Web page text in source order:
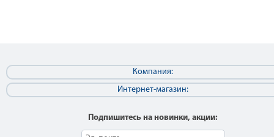
Компания:
Интернет-магазин:
Подпишитесь на новинки, акции: